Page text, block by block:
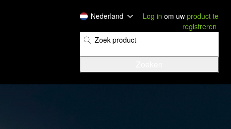
Nederland Log in om uw product te
registreren